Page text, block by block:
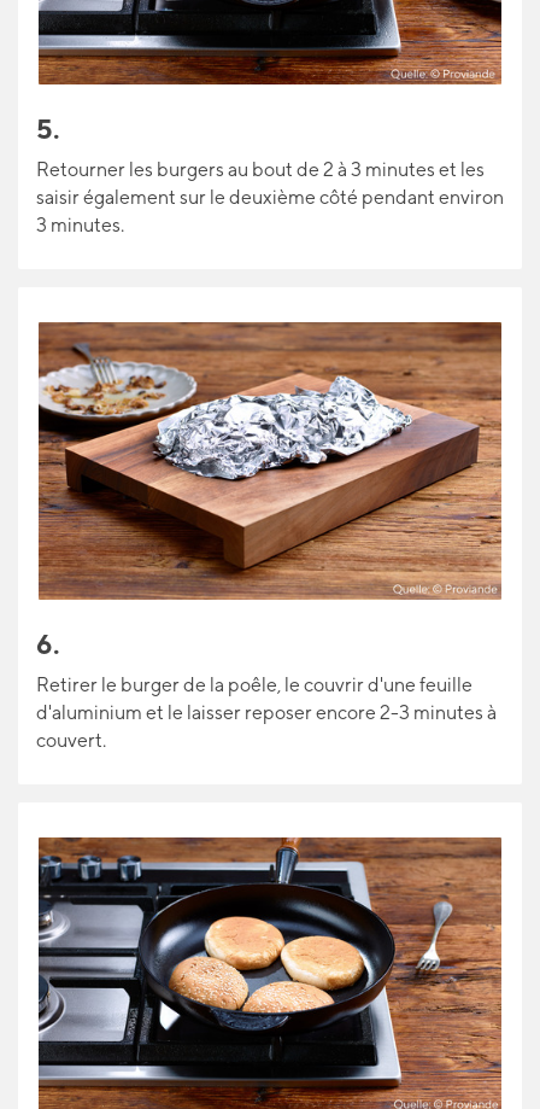
5.
Retourner les burgers au bout de 2 à 3 minutes et les
saisir également sur le deuxième côté pendant environ
3 minutes.
6.
Retirer le burger de la poêle, le couvrir d'une feuille
d'aluminium et le laisser reposer encore 2-3 minutes à
couvert.